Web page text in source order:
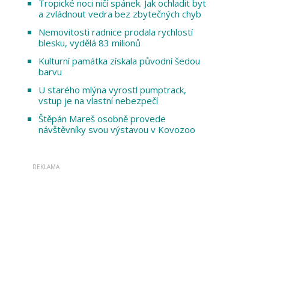
Tropické noci ničí spánek. Jak ochladit byt
a zvládnout vedra bez zbytečných chyb
Nemovitosti radnice prodala rychlostí
blesku, vydělá 83 milionů
Kulturní památka získala původní šedou
barvu
U starého mlýna vyrostl pumptrack,
vstup je na vlastní nebezpečí
Štěpán Mareš osobně provede
návštěvníky svou výstavou v Kovozoo